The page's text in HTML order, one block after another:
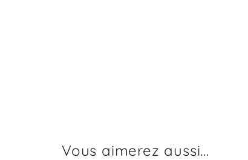
Vous aimerez aussi...